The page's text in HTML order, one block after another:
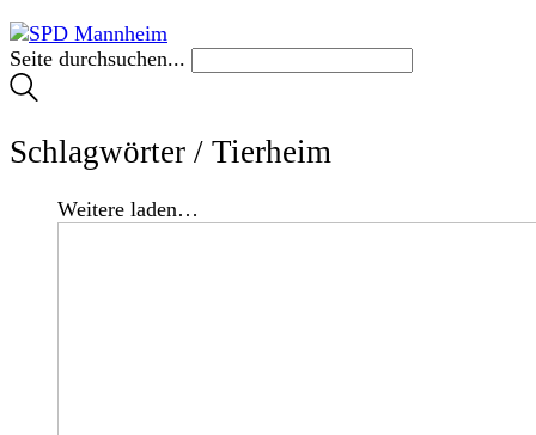
Seite durchsuchen...
Schlagwörter / Tierheim
Weitere laden…